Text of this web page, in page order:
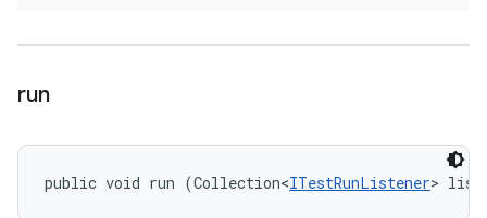
run
public void run (Collection<ITestRunListener>